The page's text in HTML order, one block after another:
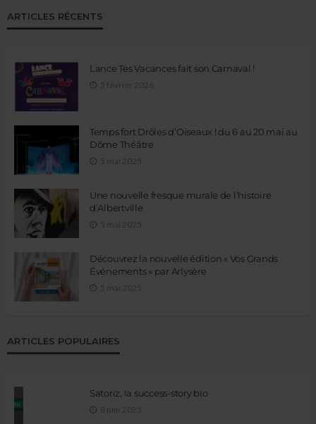
ARTICLES RÉCENTS
Lance Tes Vacances fait son Carnaval !
5 février 2026
Temps fort Drôles d’Oiseaux ! du 6 au 20 mai au
Dôme Théâtre
5 mai 2025
Une nouvelle fresque murale de l’histoire
d’Albertville
5 mai 2025
Découvrez la nouvelle édition « Vos Grands
Événements » par Arlysère
5 mai 2025
ARTICLES POPULAIRES
Satoriz, la success-story bio
8 juin 2023